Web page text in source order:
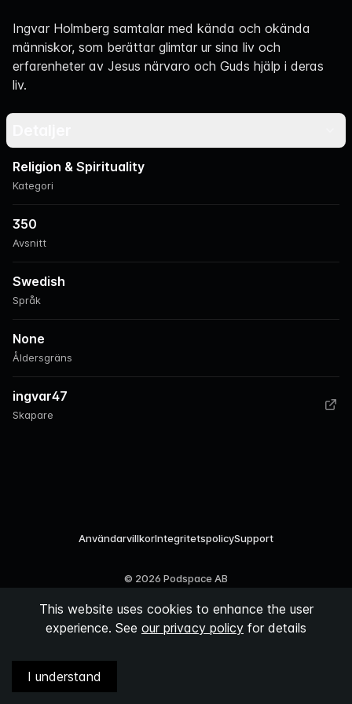
Navigation
Ingvar Holmberg samtalar med kända och okända
människor, som berättar glimtar ur sina liv och
erfarenheter av Jesus närvaro och Guds hjälp i deras
liv.
Kategori
Religion & Spirituality
Avsnitt
350
Språk
Swedish
Åldersgräns
None
Skapare
ingvar47
AnvändarvillkorIntegritetspolicySupport
© 2026 Podspace AB
This website uses cookies to enhance the user
experience. See our privacy policy for details
I understand